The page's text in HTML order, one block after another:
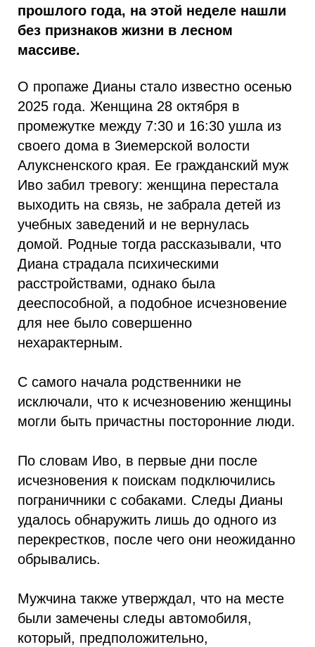
прошлого года, на этой неделе нашли
без признаков жизни в лесном
массиве.
О пропаже Дианы стало известно осенью
2025 года. Женщина 28 октября в
промежутке между 7:30 и 16:30 ушла из
своего дома в Зиемерской волости
Алуксненского края. Ее гражданский муж
Иво забил тревогу: женщина перестала
выходить на связь, не забрала детей из
учебных заведений и не вернулась
домой. Родные тогда рассказывали, что
Диана страдала психическими
расстройствами, однако была
дееспособной, а подобное исчезновение
для нее было совершенно
нехарактерным.
С самого начала родственники не
исключали, что к исчезновению женщины
могли быть причастны посторонние люди.
По словам Иво, в первые дни после
исчезновения к поискам подключились
пограничники с собаками. Следы Дианы
удалось обнаружить лишь до одного из
перекрестков, после чего они неожиданно
обрывались.
Мужчина также утверждал, что на месте
были замечены следы автомобиля,
который, предположительно,